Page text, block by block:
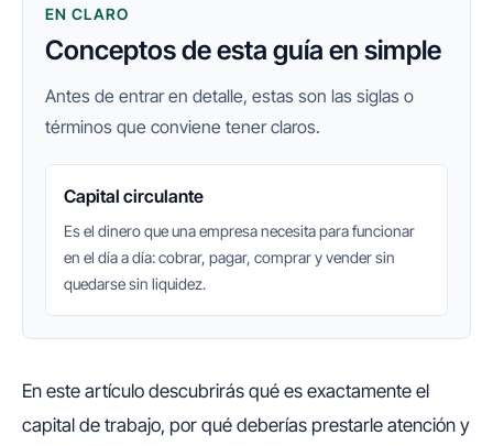
EN CLARO
Conceptos de esta guía en simple
Antes de entrar en detalle, estas son las siglas o
términos que conviene tener claros.
Capital circulante
Es el dinero que una empresa necesita para funcionar
en el día a día: cobrar, pagar, comprar y vender sin
quedarse sin liquidez.
En este artículo descubrirás qué es exactamente el
capital de trabajo, por qué deberías prestarle atención y